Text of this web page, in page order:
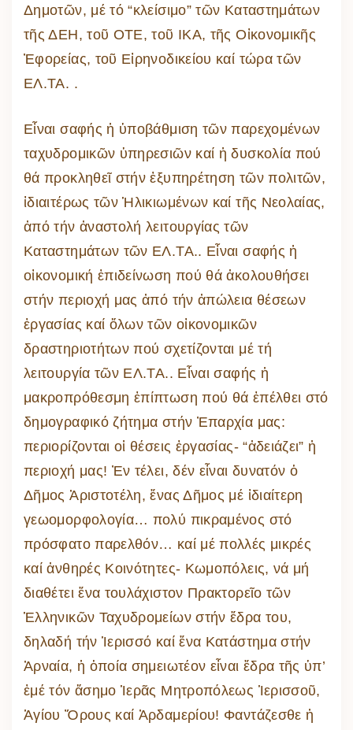
Δημοτῶν, μέ τό “κλείσιμο” τῶν Καταστημάτων
τῆς ΔΕΗ, τοῦ ΟΤΕ, τοῦ ΙΚΑ, τῆς Οἰκονομικῆς
Ἐφορείας, τοῦ Εἰρηνοδικείου καί τώρα τῶν
ΕΛ.ΤΑ. .
Εἶναι σαφής ἡ ὑποβάθμιση τῶν παρεχομένων
ταχυδρομικῶν ὑπηρεσιῶν καί ἡ δυσκολία πού
θά προκληθεῖ στήν ἐξυπηρέτηση τῶν πολιτῶν,
ἰδιαιτέρως τῶν Ἡλικιωμένων καί τῆς Νεολαίας,
ἀπό τήν ἀναστολή λειτουργίας τῶν
Καταστημάτων τῶν ΕΛ.ΤΑ.. Εἶναι σαφής ἡ
οἰκονομική ἐπιδείνωση πού θά ἀκολουθήσει
στήν περιοχή μας ἀπό τήν ἀπώλεια θέσεων
ἐργασίας καί ὅλων τῶν οἰκονομικῶν
δραστηριοτήτων πού σχετίζονται μέ τή
λειτουργία τῶν ΕΛ.ΤΑ.. Εἶναι σαφής ἡ
μακροπρόθεσμη ἐπίπτωση πού θά ἐπέλθει στό
δημογραφικό ζήτημα στήν Ἐπαρχία μας:
περιορίζονται οἱ θέσεις ἐργασίας- “ἀδειάζει” ἠ
περιοχή μας! Ἐν τέλει, δέν εἶναι δυνατόν ὁ
Δῆμος Ἀριστοτέλη, ἕνας Δῆμος μέ ἰδιαίτερη
γεωομορφολογία… πολύ πικραμένος στό
πρόσφατο παρελθόν… καί μέ πολλές μικρές
καί ἀνθηρές Κοινότητες- Κωμοπόλεις, νά μή
διαθέτει ἕνα τουλάχιστον Πρακτορεῖο τῶν
Ἑλληνικῶν Ταχυδρομείων στήν ἕδρα του,
δηλαδή τήν Ἱερισσό καί ἕνα Κατάστημα στήν
Ἀρναία, ἡ ὁποία σημειωτέον εἶναι ἕδρα τῆς ὑπ’
ἐμέ τόν ἄσημο Ἱερᾶς Μητροπόλεως Ἱερισσοῦ,
Ἁγίου Ὄρους καί Ἀρδαμερίου! Φαντάζεσθε ἡ